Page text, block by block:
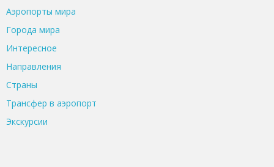
Аэропорты мира
Города мира
Интересное
Направления
Страны
Трансфер в аэропорт
Экскурсии